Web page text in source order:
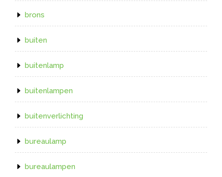
brons
buiten
buitenlamp
buitenlampen
buitenverlichting
bureaulamp
bureaulampen